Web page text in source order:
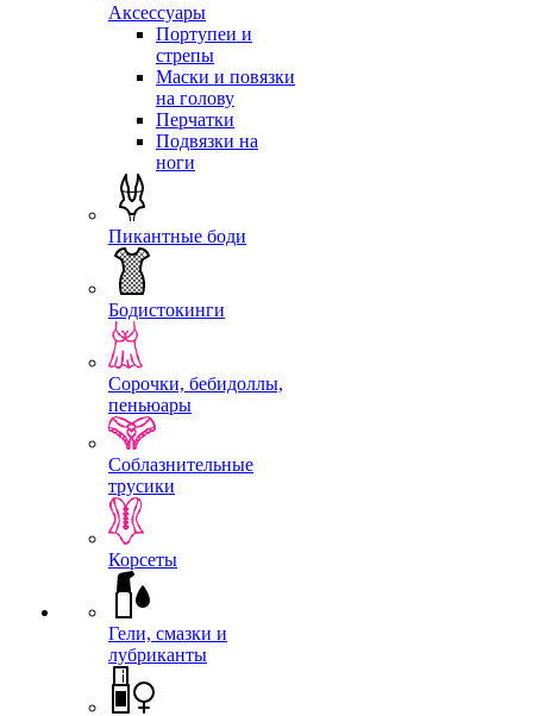
Аксессуары
Портупеи и
стрепы
Маски и повязки
на голову
Перчатки
Подвязки на
ноги
Пикантные боди
Бодистокинги
Сорочки, бебидоллы,
пеньюары
Соблазнительные
трусики
Корсеты
Гели, смазки и
лубриканты